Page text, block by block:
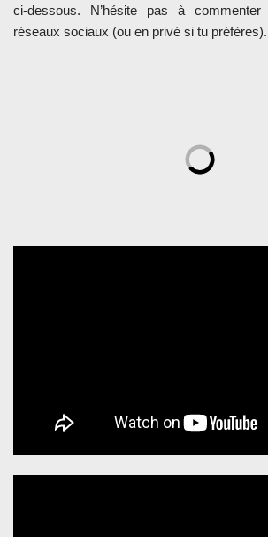
ci-dessous. N’hésite pas à
réseaux sociaux (ou en privé si tu